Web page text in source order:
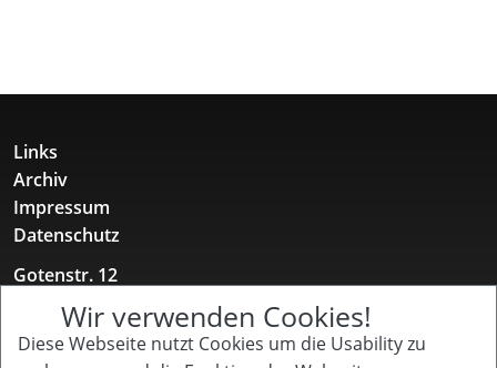
Links
Archiv
Impressum
Datenschutz
Gotenstr. 12
10829 Berlin
+49 157 52 11 12 31
buero@kinderpflegenetzwerk.de
Wir verwenden Cookies!
Diese Webseite nutzt Cookies um die Usability zu